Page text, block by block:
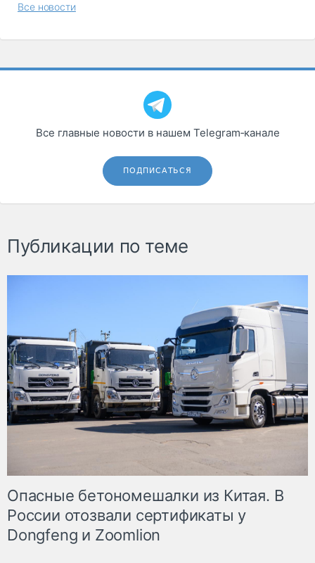
Все новости
Все главные новости в нашем Telegram‑канале
ПОДПИСАТЬСЯ
Публикации по теме
Опасные бетономешалки из Китая. В
России отозвали сертификаты у
Dongfeng и Zoomlion